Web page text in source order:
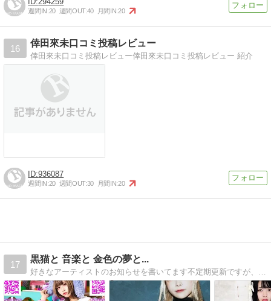
週間IN:20 週間OUT:40 月間IN:20
16
倖田來未口コミ投稿レビュー
倖田來未口コミ投稿レビュー倖田來未口コミ投稿レビュー 紹介
936087
週間IN:20 週間OUT:30 月間IN:20
17
黒猫と 音楽と 金色の夢と...